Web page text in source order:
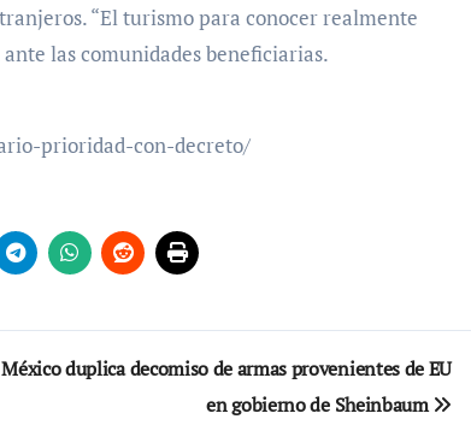
“El turismo para conocer realmente
las comunidades beneficiarias.
prioridad-con-decreto/
México duplica decomiso de armas provenientes de EU
en gobierno de Sheinbaum